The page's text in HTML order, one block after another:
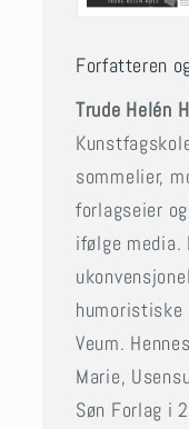
Forfatteren
Trude Helén
sommelier,
forlagseier og
ifølge media.
humoristiske
Veum.
Marie,
Søn Forlag i